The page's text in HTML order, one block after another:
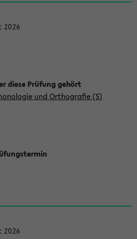
2026
und Orthografie (S)
2026